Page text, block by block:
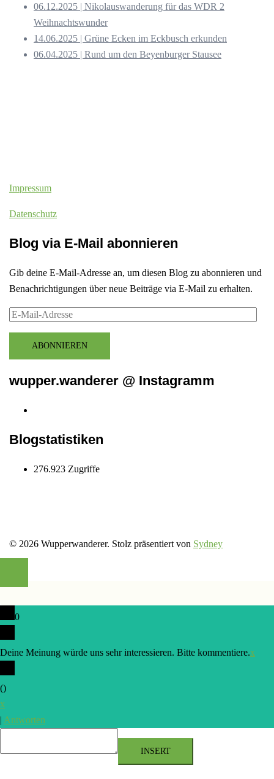
06.12.2025 | Nikolauswanderung für das WDR 2
Weihnachtswunder
14.06.2025 | Grüne Ecken im Eckbusch erkunden
06.04.2025 | Rund um den Beyenburger Stausee
Impressum
Datenschutz
Blog via E-Mail abonnieren
Gib deine E-Mail-Adresse an, um diesen Blog zu abonnieren und
Benachrichtigungen über neue Beiträge via E-Mail zu erhalten.
E-
AdresseABONNIEREN
wupper.wanderer @ Instagramm
Blogstatistiken
276.923 Zugriffe
© 2026 Wupperwanderer. Stolz präsentiert von Sydney
0
Deine Meinung würde uns sehr interessieren. Bitte kommentiere.x
()
x
| Antworten
INSERT